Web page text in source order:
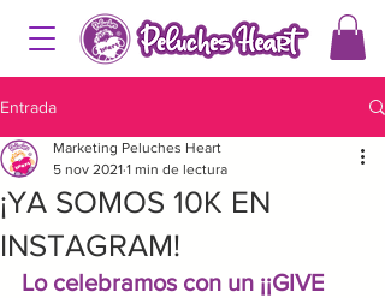
Entrada
¡YA SOMOS 10K EN
INSTAGRAM!
Marketing Peluches Heart
5 nov 2021 1 min de lectura
Lo celebramos con un ¡¡GIVE